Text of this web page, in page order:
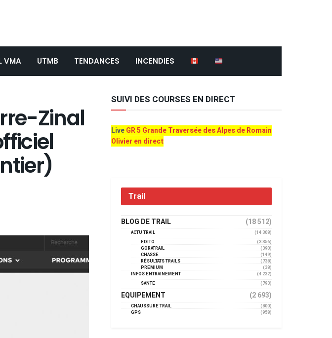
VMA UTMB TENDANCES INCENDIES
Zinal
SUIVI DES COURSES EN DIRECT
LiveGR 5 Grande Traversée des Alpes de Romain
Olivier en direct
Trail
BLOG DE TRAIL (18 512)
ACTU TRAIL
(14 308)
EDITO
(3 356)
GORATRAIL
(390)
CHASSE
(149)
RÉSULTATS TRAILS
(738)
PREMIUM
(38)
INFOS ENTRAINEMENT
(4 232)
SANTÉ
(793)
EQUIPEMENT (2 693)
CHAUSSURE TRAIL
(800)
GPS
(958)